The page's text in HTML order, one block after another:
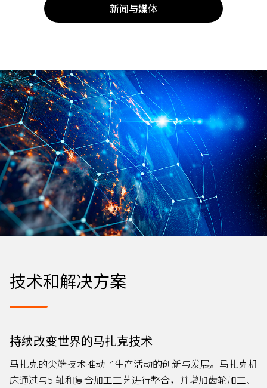
新闻与媒体
持续改变世界的马扎克技术
技术和解决方案
马扎克的尖端技术推动了生产活动的创新与发展。马扎克机
床通过与5 轴和复合加工工艺进行整合，并增加齿轮加工、